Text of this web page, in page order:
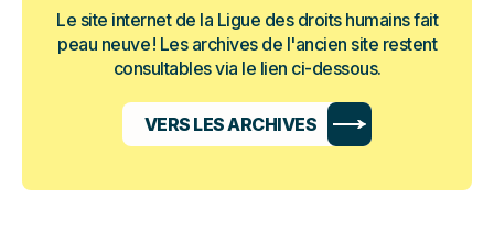
Le site internet de la Ligue des droits humains fait
peau neuve ! Les archives de l'ancien site restent
consultables via le lien ci-dessous.
VERS LES ARCHIVES